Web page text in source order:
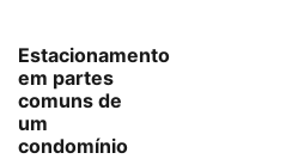
Estacionamento
em partes
comuns de
um
condomínio